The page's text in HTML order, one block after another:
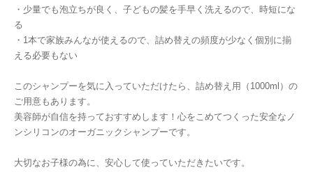
・少量でも泡立ちが良く、子どもの髪を手早く洗えるので、時短にな
る
・1本で家族みんなが使えるので、詰め替えの頻度が少なく個別に揃
える必要もない
このシャンプーを気に入っていただけたら、詰め替え用（1000ml）の
ご用意もあります。
美容師が自信を持っておすすめします！心をこめてつくった安全なノ
ンシリコンのオーガニックシャンプーです。
大切なお子様の為に、安心して使っていただきたいです。